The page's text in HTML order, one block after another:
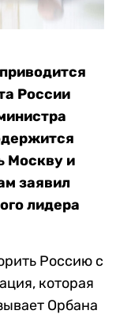
России
Москву и
заявил
лидера
Россию с
которая
Орбана